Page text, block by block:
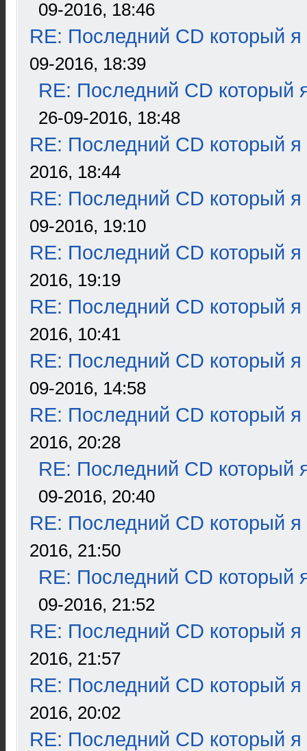
09-2016, 18:46
RE: Последний CD который я
09-2016, 18:39
RE: Последний CD который
26-09-2016, 18:48
RE: Последний CD который я
2016, 18:44
RE: Последний CD который я
09-2016, 19:10
RE: Последний CD который я
2016, 19:19
RE: Последний CD который я
2016, 10:41
RE: Последний CD который я
09-2016, 14:58
RE: Последний CD который я
2016, 20:28
RE: Последний CD который
09-2016, 20:40
RE: Последний CD который я
2016, 21:50
RE: Последний CD который
09-2016, 21:52
RE: Последний CD который я
2016, 21:57
RE: Последний CD который я
2016, 20:02
RE: Последний CD который я